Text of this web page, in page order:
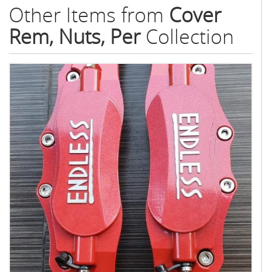
Other Items from Cover
Rem, Nuts, PerCollection